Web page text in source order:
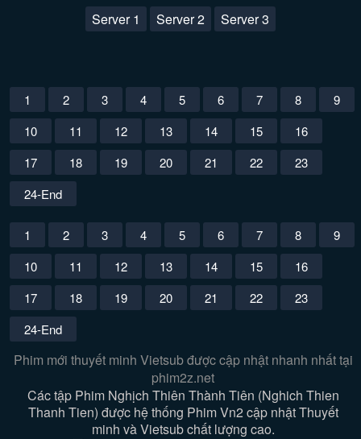
Server 1 Server 2 Server 3
1 2 3 4 5 6 7 8
9
10
11 12 13 14 15
16
17
18 19 20 21 22
23
24-End
1 2 3 4 5 6 7 8
9
10
11 12 13 14 15
16
17
18 19 20 21 22
23
24-End
Phim mới thuyết minh Vietsub được cập nhật nhanh nhất tại
phim2z.net
Các tập Phim Nghịch Thiên Thành Tiên (Nghich Thien
Thanh Tien) được hệ thống Phim Vn2 cập nhật Thuyết
minh và Vietsub chất lượng cao.